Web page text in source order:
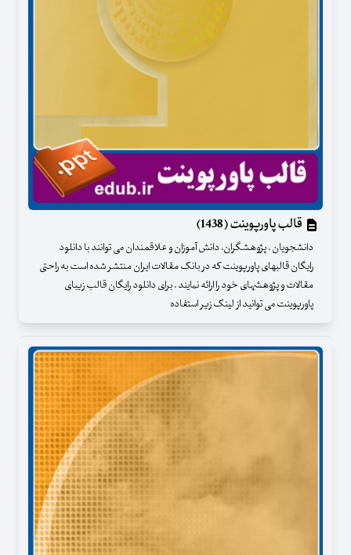
قالب پاورپوینت (1438)
دانشجویان ، پژوهشگران، دانش آموزان و علاقمندان می توانند با دانلود
رایگان قالبهای پاورپوینت که در بانک مقالات ایران منتشر شده است به راحتی
مقالات و پژوهشهای خود را ارائه نمایند . برای دانلود رایگان قالب زیبای
پاورپوینت می توانید از لینک زیر استفاده